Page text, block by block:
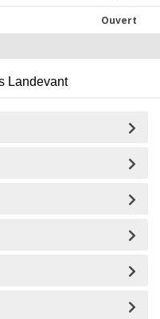
Ouvert
Landevant